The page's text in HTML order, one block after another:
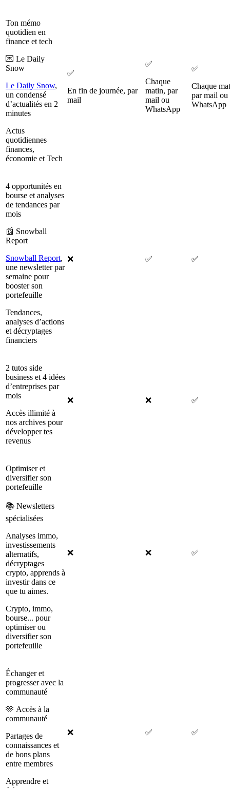
Ton mémo
quotidien en
finance et tech
💌 Le Daily
Snow
Le Daily Snow,
un condensé
d’actualités en 2
minutes
Actus
quotidiennes
finances,
économie et Tech
✅
En fin de journée, par
mail
✅
Chaque
matin, par
mail ou
WhatsApp
✅
Chaque
par mail ou
WhatsApp
4 opportunités en
bourse et analyses
de tendances par
mois
📰 Snowball
Report
Snowball Report,
une newsletter par
semaine pour
booster son
portefeuille
Tendances,
analyses d’actions
et décryptages
financiers
❌ ✅ ✅
2 tutos side
business et 4 idées
d’entreprises par
mois
Accès illimité à
nos archives pour
développer tes
revenus
❌ ❌ ✅
Optimiser et
diversifier son
portefeuille
📚 Newsletters
spécialisées
Analyses immo,
investissements
alternatifs,
décryptages
crypto, apprends à
investir dans ce
que tu aimes.
Crypto, immo,
bourse... pour
optimiser ou
diversifier son
portefeuille
❌ ❌ ✅
Échanger et
progresser avec la
communauté
🫶 Accès à la
communauté
Partages de
connaissances et
de bons plans
entre membres
Apprendre et
❌ ✅ ✅